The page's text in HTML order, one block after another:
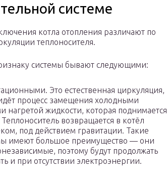
системе
котла отопления различают по
теплоносителя.
системы бывают следующими:
Это естественная циркуляция,
процесс замещения холодными
нагретой жидкости, которая поднимается
возвращается в котёл
под действием гравитации. Такие
имеют большое преимущество — они
поэтому будут продолжать
и при отсутствии электроэнергии.